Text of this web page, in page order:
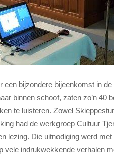
bijzondere bijeenkomst in
binnen schoof, zaten zo’n 40
te luisteren. Zowel
had de werkgroep Cultuur
lezing. Die uitnodiging werd
vele indrukwekkende verhalen